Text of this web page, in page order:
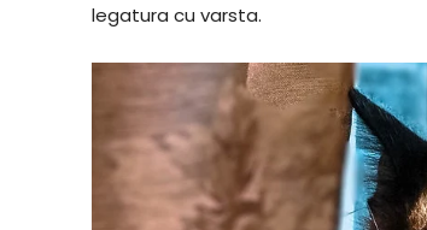
legatura cu varsta.